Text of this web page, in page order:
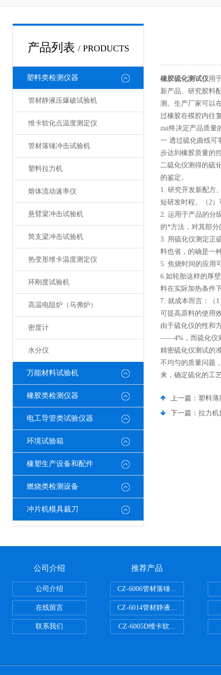
产品列表 / PRODUCTS
塑料类检测仪器
管材静液压爆破试验机
维卡软化点温度测定仪
管材落锤冲击试验机
塑料拉力机
熔体流动速率仪
悬臂梁冲击试验机
简支梁冲击试验机
热变形维卡温度测定仪
环刚度试验机
高温电阻炉（马弗炉）
密度计
水分仪
万能材料试验机
橡胶类检测仪器
电工导管类试验仪器
环境试验箱
橡塑生产设备和配件
燃烧类检测设备
冲片机模具裁刀
橡胶硫化测试仪用
新产品、研究胶料
测。生产厂家可以
过橡胶在模腔内往
zui终决定产品质量
一 透过硫化曲线可
步达到橡胶质量的
二硫化仪测得的硫
的鉴定。
1. 研究开发新配方
短研发时程。（2
2. 运用于产品的分
的*方法，对其部
3. 用硫化仪测定正
料也省，的确是一
5. 焦烧时间的应用
6.如轮胎这样的厚
料在实际加热条件
7. 就成本而言：（
可提高原料的使用
由于硫化仪的性和
——4%，而硫化仪
精密硫化仪测试的
不均匀的质量问题
来，确定硫化的工
上一篇： 塑料薄
下一篇： 拉力机
公司介绍
公司介绍
在线留言
联系我们
推荐产品
CZ-6006管材落锤冲击试验机
CZ-6014管材静液压爆破试验机
CZ-6005D维卡软化点温度测定仪